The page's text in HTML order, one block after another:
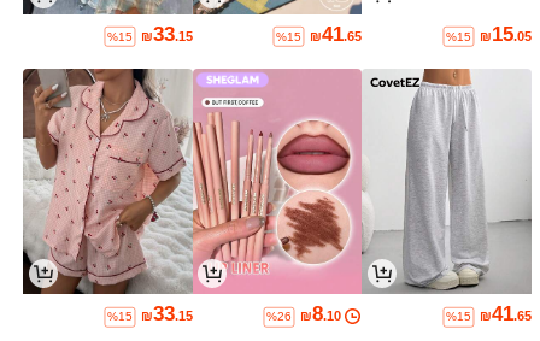
₪15.05
%15
₪41.65
%15
₪33.15
%15
₪41.65
%15
₪8.10
%26
₪33.15
%15